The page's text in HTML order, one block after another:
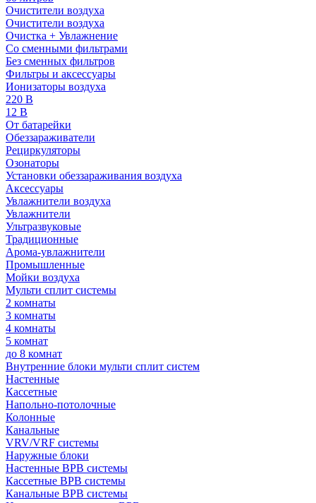
Очистители воздуха
Очистители воздуха
Очистка + Увлажнение
Cо сменными фильтрами
Без сменных фильтров
Фильтры и аксессуары
Ионизаторы воздуха
220 В
12 В
От батарейки
Обеззараживатели
Рециркуляторы
Озонаторы
Установки обеззараживания воздуха
Аксессуары
Увлажнители воздуха
Увлажнители
Ультразвуковые
Традиционные
Арома-увлажнители
Промышленные
Мойки воздуха
Мульти сплит системы
2 комнаты
3 комнаты
4 комнаты
5 комнат
до 8 комнат
Внутренние блоки мульти сплит систем
Настенные
Кассетные
Напольно-потолочные
Колонные
Канальные
VRV/VRF системы
Наружные блоки
Настенные ВРВ системы
Кассетные ВРВ системы
Канальные ВРВ системы